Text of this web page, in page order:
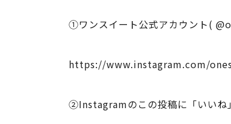
①ワンスイート公式アカウント(
https://www.instagram.com/
②Instagramのこの投稿に「いいね